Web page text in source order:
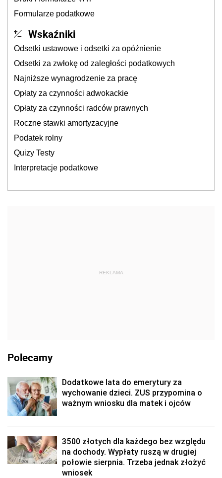
Formularze podatkowe
Wskaźniki
Odsetki ustawowe i odsetki za opóźnienie
Odsetki za zwłokę od zaległości podatkowych
Najniższe wynagrodzenie za pracę
Opłaty za czynności adwokackie
Opłaty za czynności radców prawnych
Roczne stawki amortyzacyjne
Podatek rolny
Quizy Testy
Interpretacje podatkowe
REKLAMA
Polecamy
Dodatkowe lata do emerytury za
wychowanie dzieci. ZUS przypomina o
ważnym wniosku dla matek i ojców
3500 złotych dla każdego bez względu
na dochody. Wypłaty ruszą w drugiej
połowie sierpnia. Trzeba jednak złożyć
wniosek